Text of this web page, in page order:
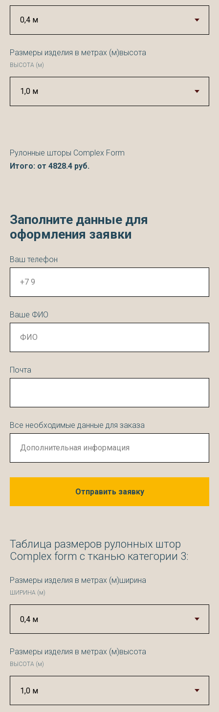
Размеры изделия в метрах (м)высота
ВЫСОТА (м)
Рулонные шторы Complex Form
Итого: от 4828.4 руб.
Заполните данные для
оформления заявки
Ваш телефон
Ваше ФИО
Почта
Все необходимые данные для заказа
Отправить заявку
Таблица размеров рулонных штор
Complex form с тканью категории 3:
Размеры изделия в метрах (м)ширина
ШИРИНА (м)
Размеры изделия в метрах (м)высота
ВЫСОТА (м)